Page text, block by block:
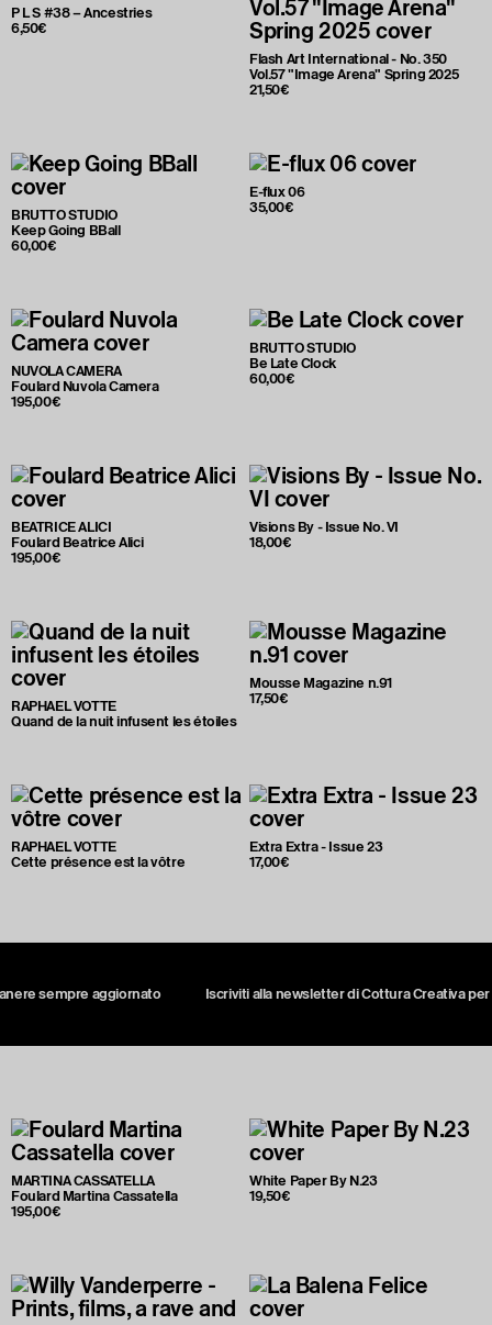
P L S #38 – Ancestries
6,50€
Flash Art International - No. 350
Vol.57 "Image Arena" Spring 2025
21,50€
BRUTTO STUDIO
Keep Going BBall
60,00€
E-flux 06
35,00€
NUVOLA CAMERA
Foulard Nuvola Camera
195,00€
BRUTTO STUDIO
Be Late Clock
60,00€
BEATRICE ALICI
Foulard Beatrice Alici
195,00€
Visions By - Issue No. VI
18,00€
RAPHAEL VOTTE
Quand de la nuit infusent les étoiles
Mousse Magazine n.91
17,50€
RAPHAEL VOTTE
Cette présence est la vôtre
Extra Extra - Issue 23
17,00€
sempre aggiornato Iscriviti alla newsletter di Cottura Creativa per
MARTINA CASSATELLA
Foulard Martina Cassatella
195,00€
White Paper By N.23
19,50€